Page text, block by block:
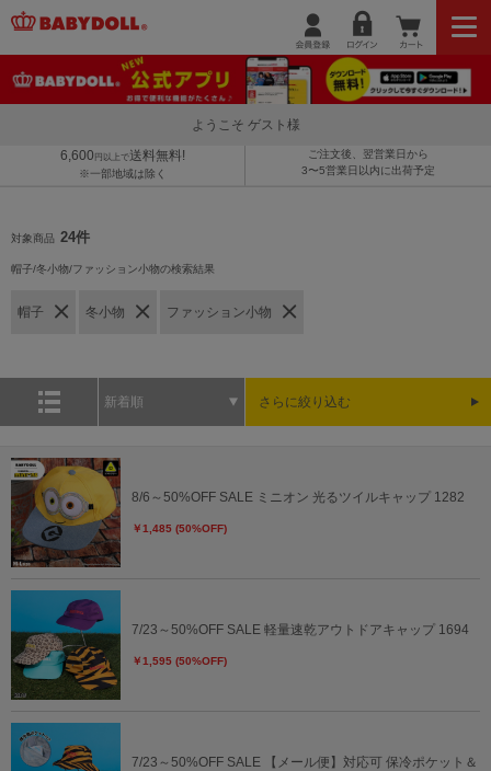
ようこそ ゲスト様
6,600 円以上で送料無料!
※一部地域は除く
ご注文後、翌営業日から
3〜5営業日以内に出荷予定
対象商品 24件
帽子/冬小物/ファッション小物の検索結果
帽子 冬小物 ファッション小物
新着順 さらに絞り込む
8/6～50%OFF SALE ミニオン 光るツイルキャップ 1282
￥1,485 (50%OFF)
7/23～50%OFF SALE 軽量速乾アウトドアキャップ 1694
￥1,595 (50%OFF)
7/23～50%OFF SALE 【メール便】対応可 保冷ポケット＆